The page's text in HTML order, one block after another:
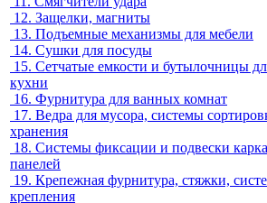
12. Защелки, магниты
13. Подъемные механизмы для мебели
14. Сушки для посуды
15. Сетчатые емкости и бутылочницы
кухни
16. Фурнитура для ванных комнат
17. Ведра для мусора, системы
хранения
18. Системы фиксации и подвески
панелей
19. Крепежная фурнитура, стяжки,
крепления